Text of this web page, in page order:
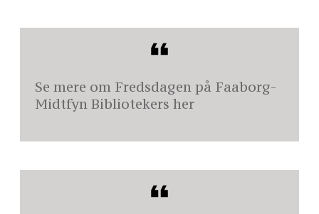
Se mere om Fredsdagen på Faaborg-
Midtfyn Bibliotekers her